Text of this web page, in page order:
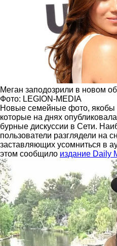
Меган заподозрили в новом
Фото: LEGION-MEDIA
Новые семейные фото, якобы
которые на днях опубликовала
бурные дискуссии в Сети.
пользователи разглядели на
заставляющих усомниться в
этом сообщило издание Daily